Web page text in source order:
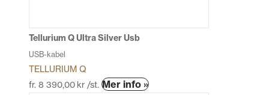
Tellurium Q Ultra Silver Usb
USB-kabel
TELLURIUM Q
fr. 8 390,00 kr /st. Mer info »Den